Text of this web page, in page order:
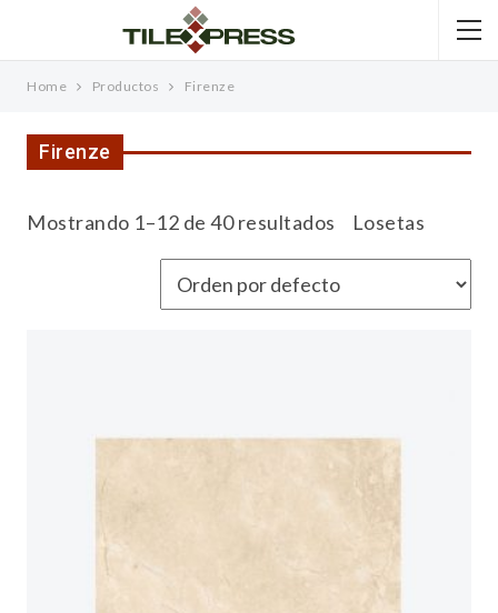
Home Productos Firenze
Firenze
Mostrando 1–12 de 40 resultados Losetas